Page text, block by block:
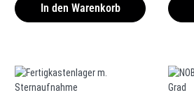
In den Warenkorb